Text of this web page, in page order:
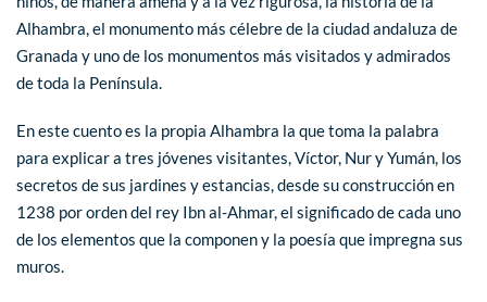
Alhambra, el monumento más célebre de la ciudad andaluza de
Granada y uno de los monumentos más visitados y admirados
de toda la Península.
En este cuento es la propia Alhambra la que toma la palabra
para explicar a tres jóvenes visitantes, Víctor, Nur y Yumán, los
secretos de sus jardines y estancias, desde su construcción en
1238 por orden del rey Ibn al-Ahmar, el significado de cada uno
de los elementos que la componen y la poesía que impregna sus
muros.